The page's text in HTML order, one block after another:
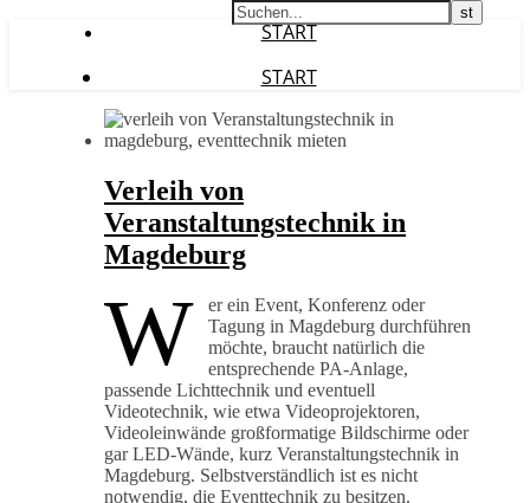
START
START
Verleih von
Veranstaltungstechnik in
Magdeburg
W
er ein Event, Konferenz oder
Tagung in Magdeburg durchführen
möchte, braucht natürlich die
entsprechende PA-Anlage,
passende Lichttechnik und eventuell
Videotechnik, wie etwa Videoprojektoren,
Videoleinwände großformatige Bildschirme oder
gar LED-Wände, kurz Veranstaltungstechnik in
Magdeburg. Selbstverständlich ist es nicht
notwendig, die Eventtechnik zu besitzen.